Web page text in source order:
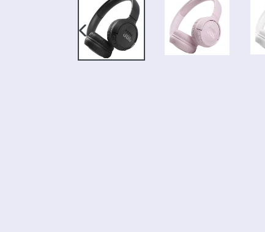
SLIDE
ANTERIOR